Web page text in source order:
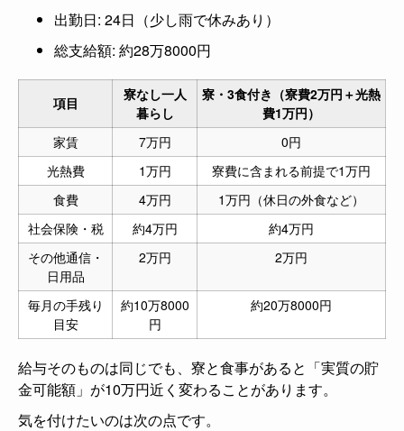
出勤日: 24日（少し雨で休みあり）
総支給額: 約28万8000円
項目
寮なし一人
暮らし
寮・3食付き（寮費2万円＋光熱
費1万円）
家賃
7万円
0円
光熱費
1万円
寮費に含まれる前提で1万円
食費
4万円
1万円（休日の外食など）
社会保険・税
約4万円
約4万円
その他通信・
日用品
2万円 2万円
毎月の手残り
目安
約10万8000
円
約20万8000円
給与そのものは同じでも、寮と食事があると「実質の貯
金可能額」が10万円近く変わることがあります。
気を付けたいのは次の点です。